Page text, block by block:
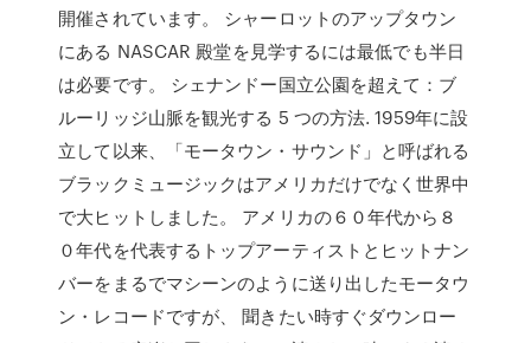
開催されています。 シャーロットのアップタウン
にある NASCAR 殿堂を見学するには最低でも半日
は必要です。 シェナンドー国立公園を超えて：ブ
ルーリッジ山脈を観光する 5 つの方法. 1959年に設
立して以来、「モータウン・サウンド」と呼ばれる
ブラックミュージックはアメリカだけでなく世界中
で大ヒットしました。 アメリカの６０年代から８
０年代を代表するトップアーティストとヒットナン
バーをまるでマシーンのように送り出したモータウ
ン・レコードですが、 聞きたい時すぐダウンロー